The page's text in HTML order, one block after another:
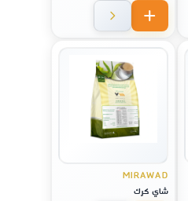
MIRAWAD
شاي كرك